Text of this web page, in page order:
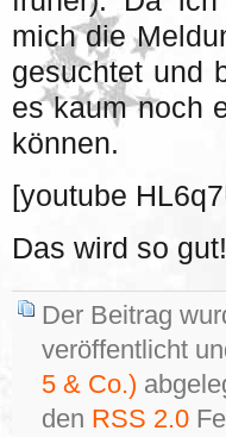
mich die
gesuchtet und
es kaum noch
können.
[youtube
Das wird so
Der Beitrag
veröffentlicht
5 & Co.)
den RSS 2.0